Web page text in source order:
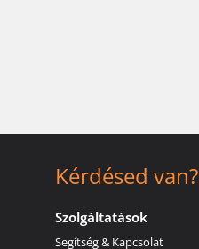
Kérdésed van?
Szolgáltatások
Segítség & Kapcsolat